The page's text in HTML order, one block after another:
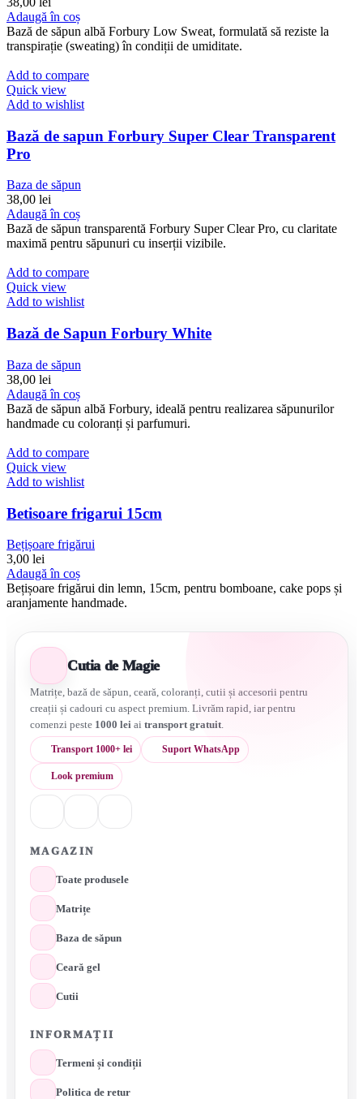
Adaugă în coș
Bază de săpun albă Forbury Low Sweat, formulată să reziste la
transpirație (sweating) în condiții de umiditate.
Add to compare
Quick view
Add to wishlist
Bază de sapun Forbury Super Clear Transparent
Pro
Baza de săpun
38,00 lei
Adaugă în coș
Bază de săpun transparentă Forbury Super Clear Pro, cu claritate
maximă pentru săpunuri cu inserții vizibile.
Add to compare
Quick view
Add to wishlist
Bază de Sapun Forbury White
Baza de săpun
38,00 lei
Adaugă în coș
Bază de săpun albă Forbury, ideală pentru realizarea săpunurilor
handmade cu coloranți și parfumuri.
Add to compare
Quick view
Add to wishlist
Betisoare frigarui 15cm
Bețișoare frigărui
3,00 lei
Adaugă în coș
Bețișoare frigărui din lemn, 15cm, pentru bomboane, cake pops și
aranjamente handmade.
Cutia de Magie
Matrițe, bază de săpun, ceară, coloranți, cutii și accesorii pentru
creații și cadouri cu aspect premium. Livrăm rapid, iar pentru
comenzi peste 1000 leiai transport gratuit.
Transport 1000+ lei Suport WhatsApp
Look premium
MAGAZIN
Toate produsele
Matrițe
Baza de săpun
Ceară gel
Cutii
INFORMAȚII
Termeni și condiții
Politica de retur